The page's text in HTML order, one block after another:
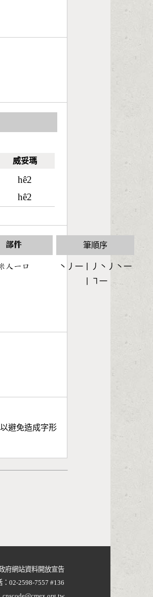
威妥瑪
hê2
hê2
部件 筆順序
丶丿一丨丿丶丿丶一
丨㇕一
避免造成字形
府網站資料開放宣告
：02-2598-7557 #136